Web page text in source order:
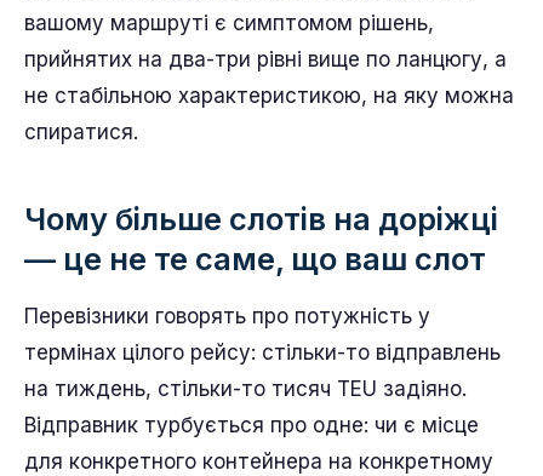
вашому маршруті є симптомом рішень,
прийнятих на два-три рівні вище по ланцюгу, а
не стабільною характеристикою, на яку можна
спиратися.
Чому більше слотів на доріжці
— це не те саме, що ваш слот
Перевізники говорять про потужність у
термінах цілого рейсу: стільки-то відправлень
на тиждень, стільки-то тисяч TEU задіяно.
Відправник турбується про одне: чи є місце
для конкретного контейнера на конкретному